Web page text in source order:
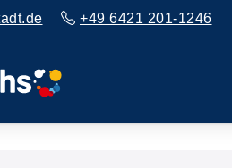
+49 6421 201-1246